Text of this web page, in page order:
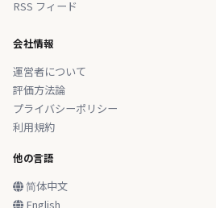
RSS フィード
会社情報
運営者について
評価方法論
プライバシーポリシー
利用規約
他の言語
简体中文
English